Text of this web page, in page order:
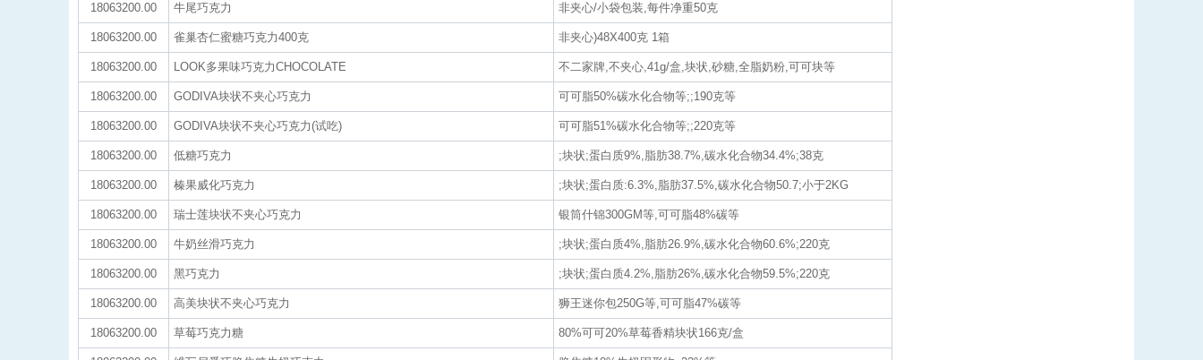
18063200.00 牛尾巧克力 非夹心/小袋包装,每件净重50克
18063200.00 雀巢杏仁蜜糖巧克力400克 非夹心)48X400克 1箱
18063200.00 LOOK多果味巧克力CHOCOLATE 不二家牌,不夹心,41g/盒,块状,砂糖,全脂奶粉,可可块等
18063200.00 GODIVA块状不夹心巧克力 可可脂50%碳水化合物等;;190克等
18063200.00 GODIVA块状不夹心巧克力(试吃) 可可脂51%碳水化合物等;;220克等
18063200.00 低糖巧克力 ;块状;蛋白质9%,脂肪38.7%,碳水化合物34.4%;38克
18063200.00 榛果威化巧克力 ;块状;蛋白质:6.3%,脂肪37.5%,碳水化合物50.7;小于2KG
18063200.00 瑞士莲块状不夹心巧克力 银筒什锦300GM等,可可脂48%碳等
18063200.00 牛奶丝滑巧克力 ;块状;蛋白质4%,脂肪26.9%,碳水化合物60.6%;220克
18063200.00 黑巧克力 ;块状;蛋白质4.2%,脂肪26%,碳水化合物59.5%;220克
18063200.00 高美块状不夹心巧克力 狮王迷你包250G等,可可脂47%碳等
18063200.00 草莓巧克力糖 80%可可20%草莓香精块状166克/盒